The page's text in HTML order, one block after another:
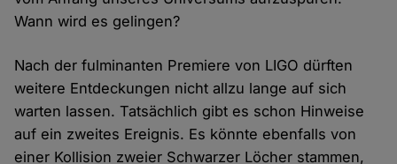
Wann wird es gelingen?
Nach der fulminanten Premiere von LIGO dürften
weitere Entdeckungen nicht allzu lange auf sich
warten lassen. Tatsächlich gibt es schon Hinweise
auf ein zweites Ereignis. Es könnte ebenfalls von
einer Kollision zweier Schwarzer Löcher stammen,